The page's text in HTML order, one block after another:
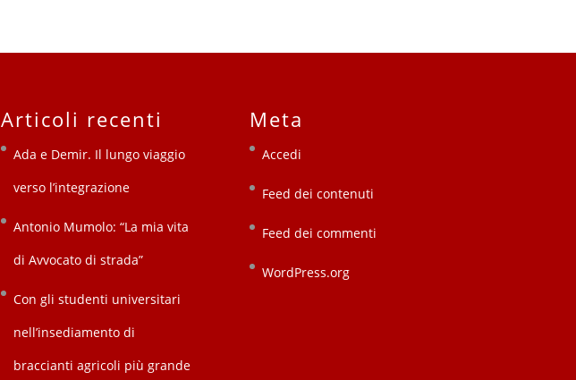
Articoli recenti
Ada e Demir. Il lungo viaggio
verso l’integrazione
Antonio Mumolo: “La mia vita
di Avvocato di strada”
Con gli studenti universitari
nell’insediamento di
braccianti agricoli più grande
Meta
Accedi
Feed dei contenuti
Feed dei commenti
WordPress.org